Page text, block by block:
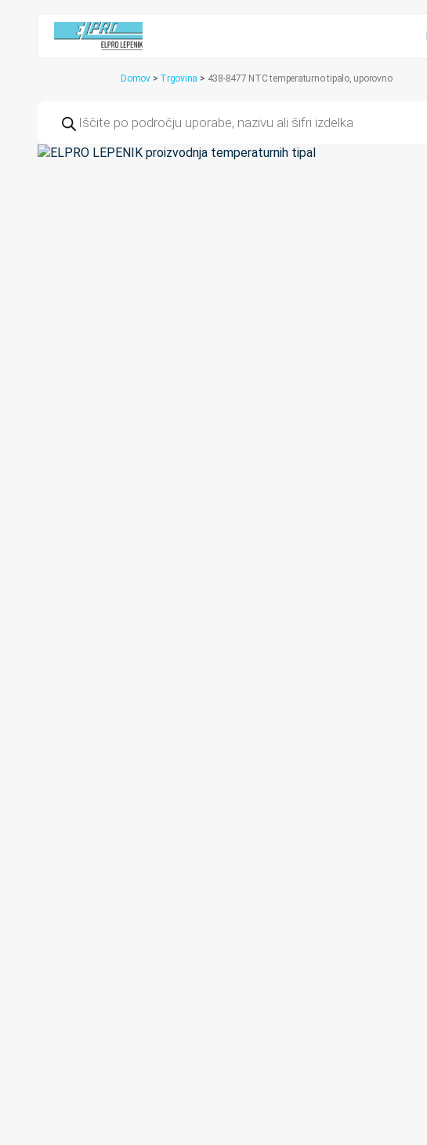
Domov > Trgovina > 438-8477 NTC temperaturno tipalo, uporovno
search